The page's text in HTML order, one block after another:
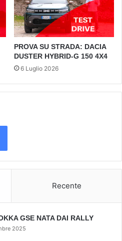
PROVA SU STRADA: DACIA
DUSTER HYBRID-G 150 4X4
6 Luglio 2026
Recente
GSE NATA DAI RALLY
2025